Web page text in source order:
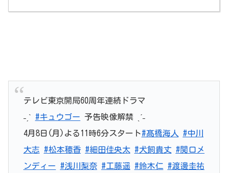
テレビ東京開局60周年連続ドラマ
˗ˏˋ #キュウゴー 予告映像解禁 ˎˊ˗
4月8日(月)よる11時6分スタート#髙橋海人
#中川
大志
#松本穂香 #細田佳央太 #犬飼貴丈 #関口メ
ンディー
#浅川梨奈 #工藤遥 #鈴木仁 #渡邊圭祐